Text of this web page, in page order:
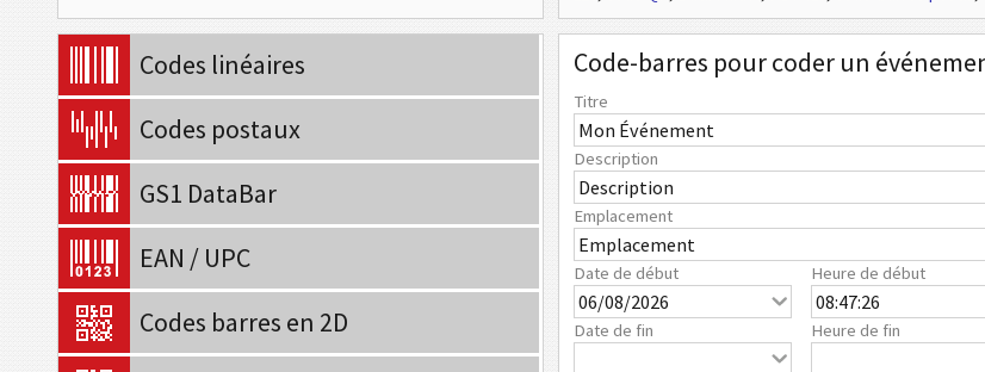
Codes linéaires
Codes postaux
GS1 DataBar
EAN / UPC
Codes barres en 2D
Code-barres pour coder un
Titre
Description
Emplacement
Date de début Heure de début
Date de fin Heure de fin